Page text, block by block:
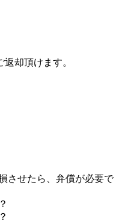
却頂けます。
させたら、弁償が必要で